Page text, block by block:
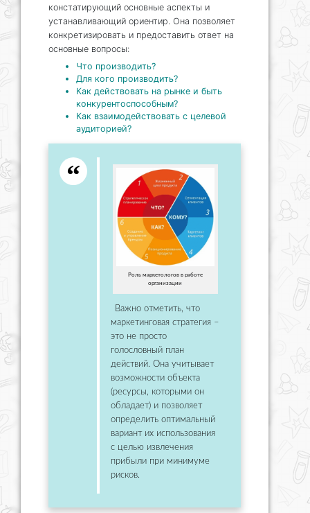
констатирующий основные аспекты и
устанавливающий ориентир. Она позволяет
конкретизировать и предоставить ответ на
основные вопросы:
Что производить?
Для кого производить?
Как действовать на рынке и быть
конкурентоспособным?
Как взаимодействовать с целевой
аудиторией?
Роль маркетологов в работе
организации
Важно отметить, что
маркетинговая стратегия –
это не просто
голословный план
действий. Она учитывает
возможности объекта
(ресурсы, которыми он
обладает) и позволяет
определить оптимальный
вариант их использования
с целью извлечения
прибыли при минимуме
рисков.